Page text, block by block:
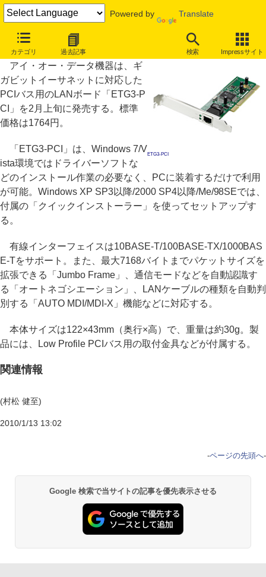
Powered by Translate
カテゴリ 過去記事 検索 Impressサイト
アイ・オー、ギガビット対応のLANボード新製品
ETG3-PCI
アイ・オー・データ機器は、ギ
ガビットイーサネットに対応した
PCIバス用のLANボード「ETG3-P
CI」を2月上旬に発売する。標準
価格は1764円。
「ETG3-PCI」は、Windows 7/V
ista環境ではドライバーソフトな
どのインストール作業の必要なく、PCに装着するだけで利用
が可能。Windows XP SP3以降/2000 SP4以降/Me/98SEでは、
付属の「クイックインストーラー」を使ってセットアップす
る。
有線インターフェイスは10BASE-T/100BASE-TX/1000BAS
E-Tをサポート。また、最大7168バイトまでパケットサイズを
拡張できる「Jumbo Frame」、通信モードなどを自動認識す
る「オートネゴシエーション」、LANケーブルの種類を自動判
別する「AUTO MDI/MDI-X」機能などに対応する。
本体サイズは122×43mm（奥行×高）で、重量は約30g。製
品には、Low Profile PCIバス用の取付金具などが付属する。
関連情報
(村松 健至)
2010/1/13 13:02
-ページの先頭へ-
Google 検索で当サイトの記事を優先表示させる